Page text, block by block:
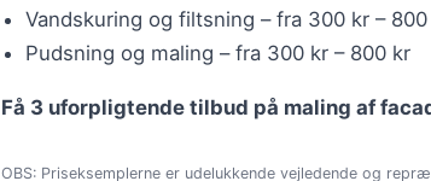
Vandskuring og filtsning – fra 300 kr –
Pudsning og maling – fra 300 kr – 800 kr
Få 3 uforpligtende tilbud på maling af
OBS: Priseksemplerne er udelukkende vejledende og